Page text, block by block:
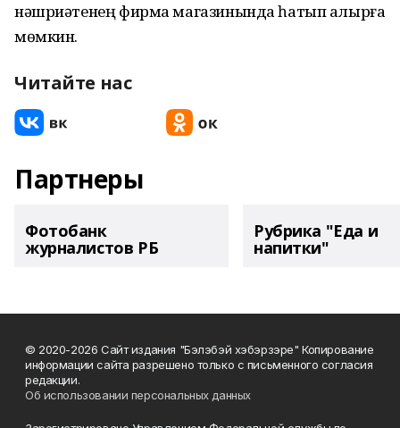
нәшриәтенең фирма магазинында һатып алырға
мөмкин.
Читайте нас
Партнеры
Фотобанк
журналистов РБ
Рубрика "Еда и
напитки"
© 2020-2026 Сайт издания "Бэлэбэй хэбэрзэре" Копирование
информации сайта разрешено только с письменного согласия
редакции.
Об использовании персональных данных